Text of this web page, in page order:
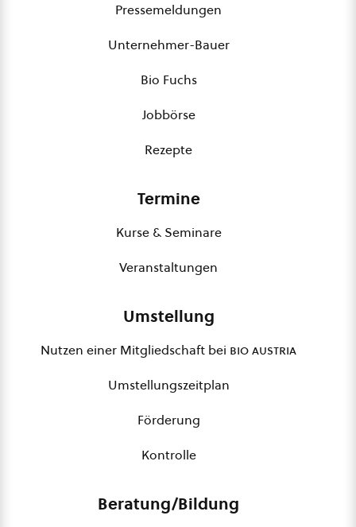
Pressemeldungen
Unternehmer-Bauer
Bio Fuchs
Jobbörse
Rezepte
Termine
Kurse & Seminare
Veranstaltungen
Umstellung
Nutzen einer Mitgliedschaft bei bio austria
Umstellungszeitplan
Förderung
Kontrolle
Beratung/Bildung